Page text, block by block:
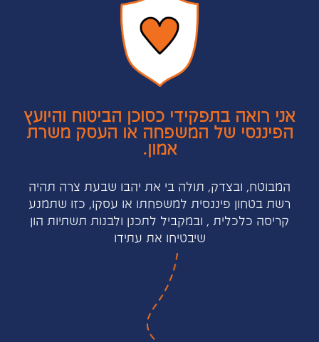
אני רואה בתפקידי כסוכן הביטוח והיועץ
הפיננסי של המשפחה או העסק משרת
אמון.
המבוטח, ובצדק, תולה בי את יהבו שבעת צרה תהיה
רשת בטחון פיננסית למשפחתו או עסקו, כזו שתמנע
קריסה כלכלית , ובמקביל לתכנן ולבנות תשתיות הון
שיבטיחו את עתידו